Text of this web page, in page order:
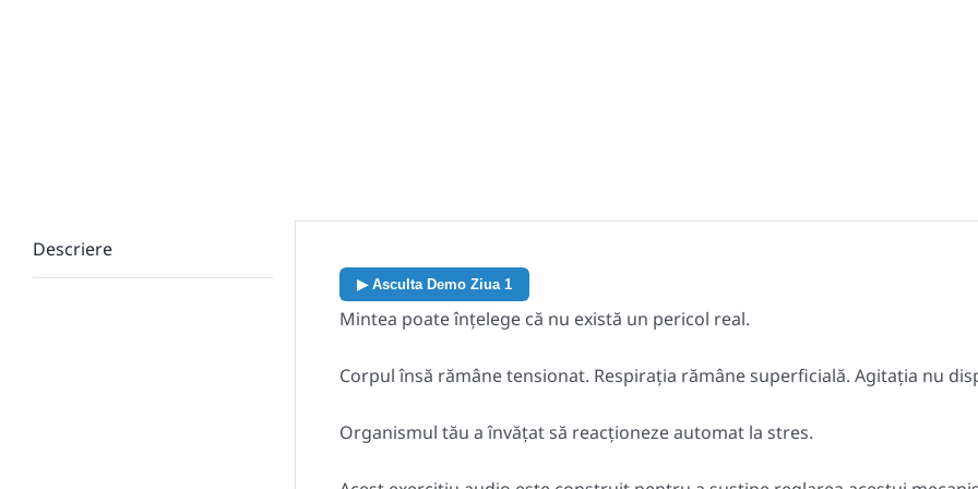
Descriere
▶ Asculta Demo Ziua 1
Mintea poate înțelege că nu există un pericol real.
Corpul însă rămâne tensionat. Respirația rămâne superficială. Agitația nu
Organismul tău a învățat să reacționeze automat la stres.